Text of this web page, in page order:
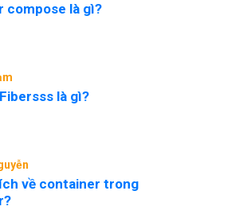
compose là gì?
là gì?
về container trong